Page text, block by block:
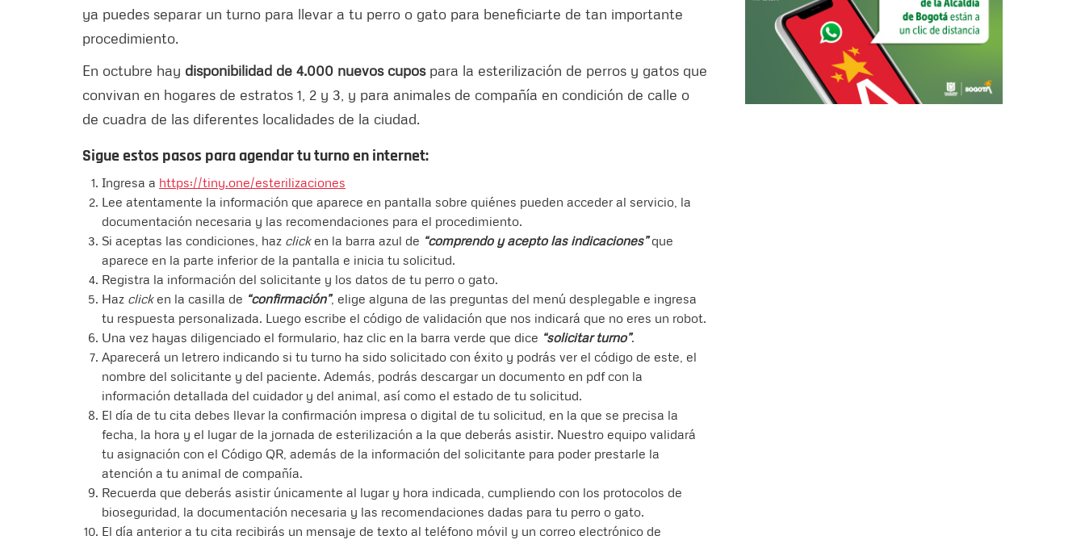
ya puedes separar un turno para llevar a tu perro o gato para beneficiarte de tan importante
procedimiento.
En octubre hay disponibilidad de 4.000 nuevos cupos para la esterilización de perros y gatos que
convivan en hogares de estratos 1, 2 y 3, y para animales de compañía en condición de calle o
de cuadra de las diferentes localidades de la ciudad.
Sigue estos pasos para agendar tu turno en internet:
Ingresa a https://tiny.one/esterilizaciones
Lee atentamente la información que aparece en pantalla sobre quiénes pueden acceder al servicio, la
documentación necesaria y las recomendaciones para el procedimiento.
Si aceptas las condiciones, haz clicken la barra azul de “comprendo y acepto las indicaciones”que
aparece en la parte inferior de la pantalla e inicia tu solicitud.
Registra la información del solicitante y los datos de tu perro o gato.
Haz clicken la casilla de “confirmación”, elige alguna de las preguntas del menú desplegable e ingresa
tu respuesta personalizada. Luego escribe el código de validación que nos indicará que no eres un robot.
Una vez hayas diligenciado el formulario, haz clic en la barra verde que dice “solicitar turno”.
Aparecerá un letrero indicando si tu turno ha sido solicitado con éxito y podrás ver el código de este, el
nombre del solicitante y del paciente. Además, podrás descargar un documento en pdf con la
información detallada del cuidador y del animal, así como el estado de tu solicitud.
El día de tu cita debes llevar la confirmación impresa o digital de tu solicitud, en la que se precisa la
fecha, la hora y el lugar de la jornada de esterilización a la que deberás asistir. Nuestro equipo validará
tu asignación con el Código QR, además de la información del solicitante para poder prestarle la
atención a tu animal de compañía.
Recuerda que deberás asistir únicamente al lugar y hora indicada, cumpliendo con los protocolos de
bioseguridad, la documentación necesaria y las recomendaciones dadas para tu perro o gato.
El día anterior a tu cita recibirás un mensaje de texto al teléfono móvil y un correo electrónico de